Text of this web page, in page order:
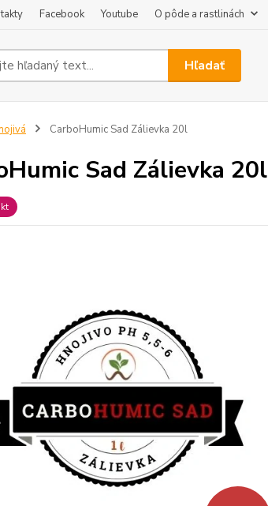
Facebook Youtube O pôde a rastlinách
Hľadať
CarboHumic Sad Zálievka 20l
Sad Zálievka 20l